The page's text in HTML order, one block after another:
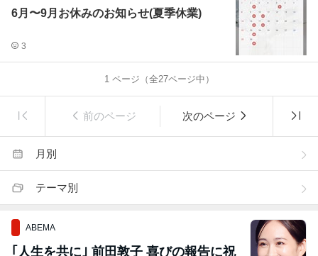
6月〜9月お休みのお知らせ(夏季休業)
3
1ページ（全27ページ中）
前のページ 次のページ
月別
テーマ別
ABEMA
｢人生を共に｣ 前田敦子 喜びの報告に祝